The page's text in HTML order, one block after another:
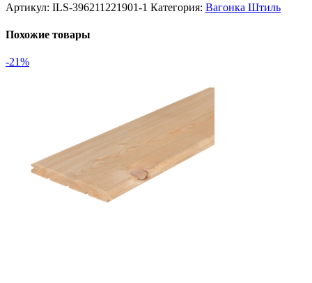
Артикул: ILS-396211221901-1 Категория: Вагонка Штиль
Похожие товары
-21%